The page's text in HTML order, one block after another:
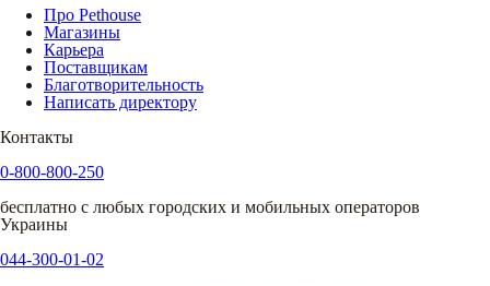
Про Pethouse
Магазины
Карьера
Поставщикам
Благотворительность
Написать директору
Контакты
0-800-800-250
бесплатно с любых городских и мобильных операторов
Украины
044-300-01-02